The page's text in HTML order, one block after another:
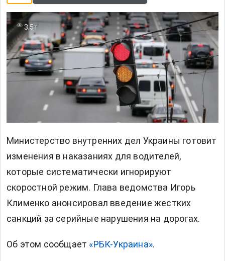
3.5т
Министерство внутренних дел Украины готовит
изменения в наказаниях для водителей,
которые систематически игнорируют
скоростной режим. Глава ведомства Игорь
Клименко анонсировал введение жестких
санкций за серийные нарушения на дорогах.
Об этом сообщает «РБК-Украина».